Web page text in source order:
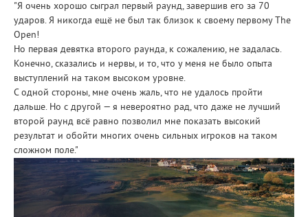
"Я очень хорошо сыграл первый раунд, завершив его за 70
ударов. Я никогда ещё не был так близок к своему первому The
Open!
Но первая девятка второго раунда, к сожалению, не задалась.
Конечно, сказались и нервы, и то, что у меня не было опыта
выступлений на таком высоком уровне.
С одной стороны, мне очень жаль, что не удалось пройти
дальше. Но с другой — я невероятно рад, что даже не лучший
второй раунд всё равно позволил мне показать высокий
результат и обойти многих очень сильных игроков на таком
сложном поле."